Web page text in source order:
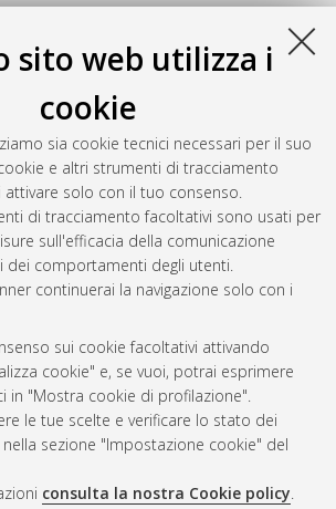
sito web utilizza i
cookie
sia cookie tecnici necessari per il suo
e altri strumenti di tracciamento
solo con il tuo consenso.
di tracciamento facoltativi sono usati per
sull'efficacia della comunicazione
dei comportamenti degli utenti.
continuerai la navigazione solo con i
sui cookie facoltativi attivando
cookie" e, se vuoi, potrai esprimere
in "Mostra cookie di profilazione".
le tue scelte e verificare lo stato dei
sezione "Impostazione cookie" del
consulta la nostra Cookie policy.
Osservazioni critiche sui patti
italiano nella prospettiva di una
thesis], Alma Mater Studiorum
Dottorato di ricerca inScienze
generata ilSat Aug 8 20:49:09 2026